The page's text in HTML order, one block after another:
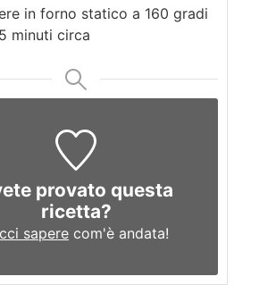
in forno statico a 160 gradi
minuti circa
provato questa
ricetta?
sapere com'è andata!